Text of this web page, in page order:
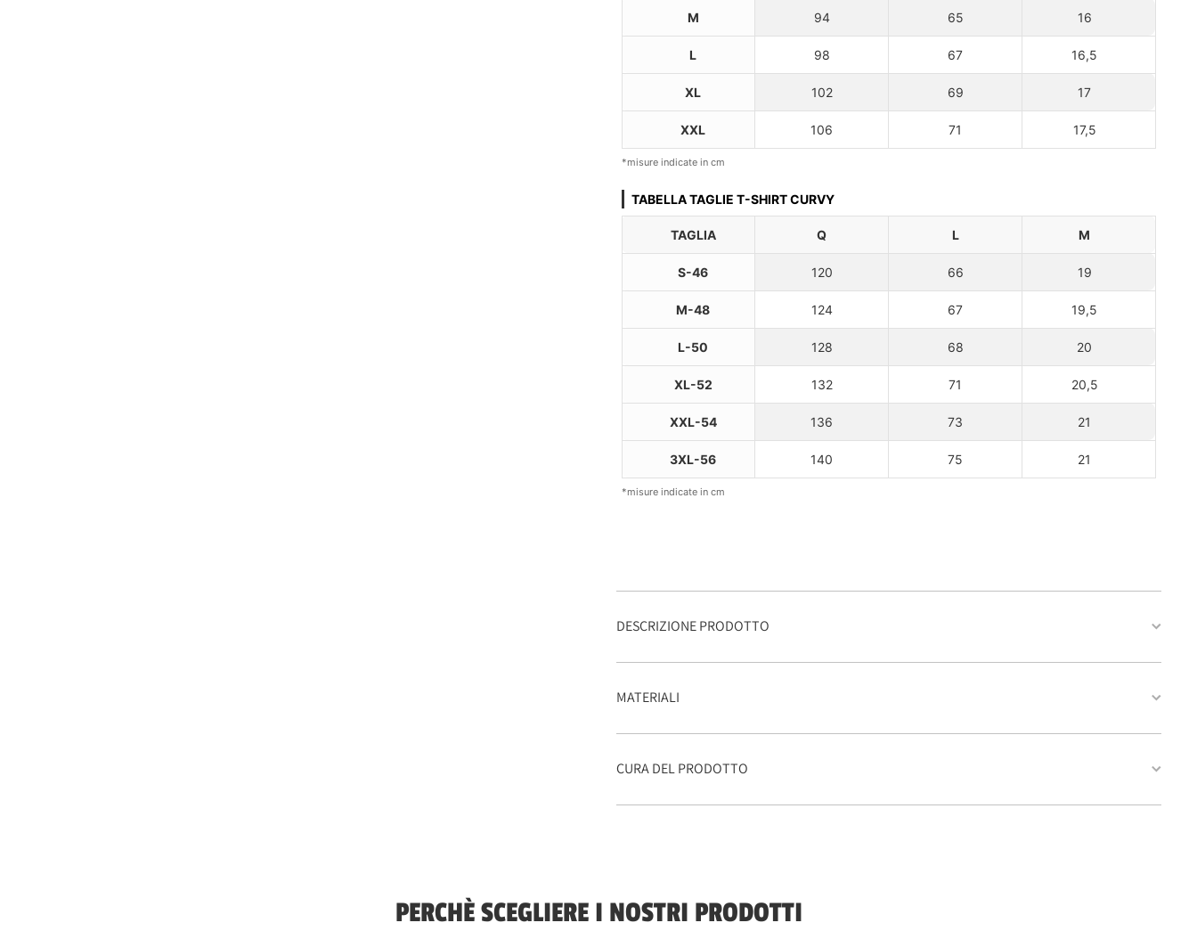
M 94 65 16
L 98 67 16,5
XL 102 69 17
XXL 106 71 17,5
*misure indicate in cm
TABELLA TAGLIE T-SHIRT CURVY
TAGLIA Q L M
S-46 120 66 19
M-48 124 67 19,5
L-50 128 68 20
XL-52 132 71 20,5
XXL-54 136 73 21
3XL-56 140 75 21
*misure indicate in cm
DESCRIZIONE PRODOTTO
MATERIALI
CURA DEL PRODOTTO
PERCHÈ SCEGLIERE I NOSTRI PRODOTTI